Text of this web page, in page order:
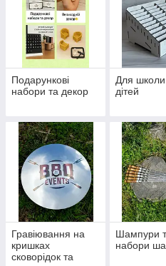
Подарункові
набори та декор
Для школи
дітей
Гравіювання на
кришках
сковорідок та
Шампури
набори